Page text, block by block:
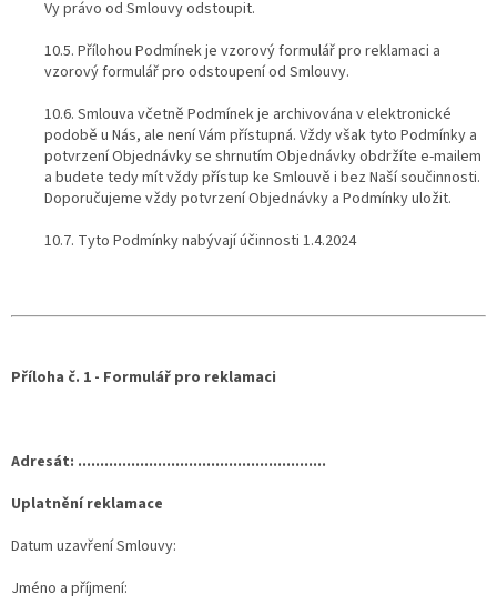
Vy právo od Smlouvy odstoupit.
10.5. Přílohou Podmínek je vzorový formulář pro reklamaci a
vzorový formulář pro odstoupení od Smlouvy.
10.6. Smlouva včetně Podmínek je archivována v elektronické
podobě u Nás, ale není Vám přístupná. Vždy však tyto Podmínky a
potvrzení Objednávky se shrnutím Objednávky obdržíte e-mailem
a budete tedy mít vždy přístup ke Smlouvě i bez Naší součinnosti.
Doporučujeme vždy potvrzení Objednávky a Podmínky uložit.
10.7. Tyto Podmínky nabývají účinnosti 1.4.2024
Příloha č. 1 - Formulář pro reklamaci
Adresát: ........................................................
Uplatnění reklamace
Datum uzavření Smlouvy:
Jméno a příjmení: